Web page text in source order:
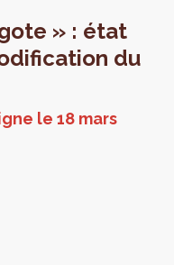
» : état
du
le 18 mars